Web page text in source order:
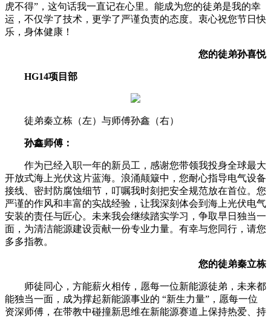
虎不得”，这句话我一直记在心里。能成为您的徒弟是我的幸
运，不仅学了技术，更学了严谨负责的态度。衷心祝您节日快
乐，身体健康！
您的徒弟孙喜悦
HG14项目部
徒弟秦立栋（左）与师傅孙鑫（右）
孙鑫师傅：
作为已经入职一年的新员工，感谢您带领我投身全球最大
开放式海上光伏这片蓝海。浪涌颠簸中，您耐心指导电气设备
接线、密封防腐蚀细节，叮嘱我时刻把安全规范放在首位。您
严谨的作风和丰富的实战经验，让我深刻体会到海上光伏电气
安装的责任与匠心。未来我会继续踏实学习，争取早日独当一
面，为清洁能源建设贡献一份专业力量。有幸与您同行，请您
多多指教。
您的徒弟秦立栋
师徒同心，方能薪火相传，愿每一位新能源徒弟，未来都
能独当一面，成为撑起新能源事业的 “新生力量”，愿每一位
资深师傅，在带教中碰撞新思维在新能源赛道上保持热爱、持